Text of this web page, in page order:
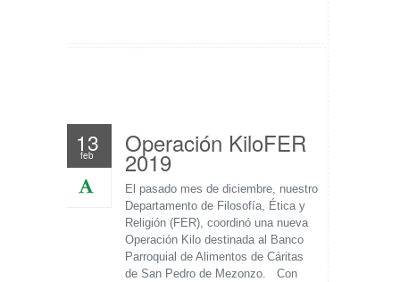
13
feb Operación KiloFER
2019
El pasado mes de diciembre, nuestro
Departamento de Filosofía, Ética y
Religión (FER), coordinó una nueva
Operación Kilo destinada al Banco
Parroquial de Alimentos de Cáritas
de San Pedro de Mezonzo. Con